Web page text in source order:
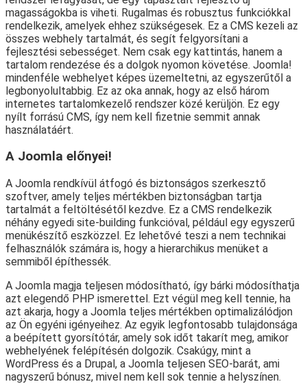
magasságokba is viheti. Rugalmas és robusztus funkciókkal
rendelkezik, amelyek ehhez szükségesek. Ez a CMS kezeli az
összes webhely tartalmát, és segít felgyorsítani a
fejlesztési sebességet. Nem csak egy kattintás, hanem a
tartalom rendezése és a dolgok nyomon követése. Joomla!
mindenféle webhelyet képes üzemeltetni, az egyszerűtől a
legbonyolultabbig. Ez az oka annak, hogy az első három
internetes tartalomkezelő rendszer közé kerüljön. Ez egy
nyílt forrású CMS, így nem kell fizetnie semmit annak
használatáért.
A Joomla előnyei!
A Joomla rendkívül átfogó és biztonságos szerkesztő
szoftver, amely teljes mértékben biztonságban tartja
tartalmát a feltöltésétől kezdve. Ez a CMS rendelkezik
néhány egyedi site-building funkcióval, például egy egyszerű
menükészítő eszközzel. Ez lehetővé teszi a nem technikai
felhasználók számára is, hogy a hierarchikus menüket a
semmiből építhessék.
A Joomla magja teljesen módosítható, így bárki módosíthatja
azt elegendő PHP ismerettel. Ezt végül meg kell tennie, ha
azt akarja, hogy a Joomla teljes mértékben optimalizálódjon
az Ön egyéni igényeihez. Az egyik legfontosabb tulajdonsága
a beépített gyorsítótár, amely sok időt takarít meg, amikor
webhelyének felépítésén dolgozik. Csakúgy, mint a
WordPress és a Drupal, a Joomla teljesen SEO-barát, ami
nagyszerű bónusz, mivel nem kell sok tennie a helyszínen.